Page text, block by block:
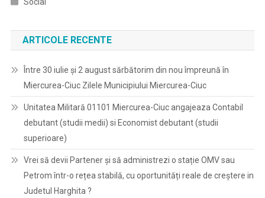
ARTICOLE RECENTE
Între 30 iulie și 2 august sărbătorim din nou împreună în
Miercurea-Ciuc Zilele Municipiului Miercurea-Ciuc
Unitatea Militară 01101 Miercurea-Ciuc angajeaza Contabil
debutant (studii medii) si Economist debutant (studii
superioare)
Vrei să devii Partener și să administrezi o stație OMV sau
Petrom într-o rețea stabilă, cu oportunități reale de creștere in
Judetul Harghita ?